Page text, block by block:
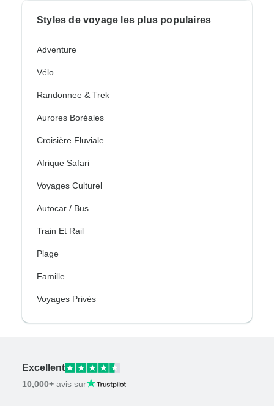
Styles de voyage les plus populaires
Adventure
Vélo
Randonnee & Trek
Aurores Boréales
Croisière Fluviale
Afrique Safari
Voyages Culturel
Autocar / Bus
Train Et Rail
Plage
Famille
Voyages Privés
Excellent
10,000+ avis sur